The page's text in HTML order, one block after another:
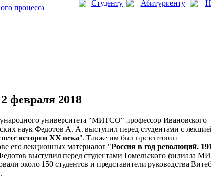
процесса
Студенту Абитуриенту
февраля 2018
университета "МИТСО" профессор Ивановского
наук Федотов А. А. выступил перед студентами с
истории ХХ века". Также им был презентован
его лекционных материалов "Россия в год революций.
выступил перед студентами Гомельского филиала
около 150 студентов и представители руководства